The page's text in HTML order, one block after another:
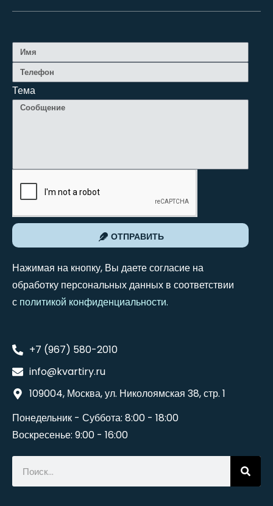
Тема
ОТПРАВИТЬ
Нажимая на кнопку, Вы даете согласие на
обработку персональных данных в соответствии
с политикой конфиденциальности.
+7 (967) 580-2010
info@kvartiry.ru
109004, Москва, ул. Николоямская 38, стр. 1
Понедельник - Суббота: 8:00 - 18:00
Воскресенье: 9:00 - 16:00